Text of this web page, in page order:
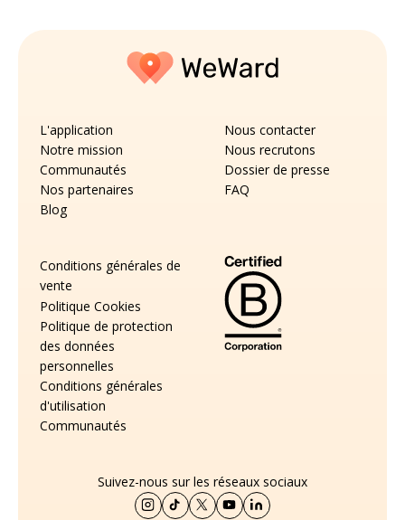
L'application
Notre mission
Communautés
Nos partenaires
Blog
Nous contacter
Nous recrutons
Dossier de presse
FAQ
Conditions générales de
vente
Politique Cookies
Politique de protection
des données
personnelles
Conditions générales
d'utilisation
Communautés
Suivez-nous sur les réseaux sociaux